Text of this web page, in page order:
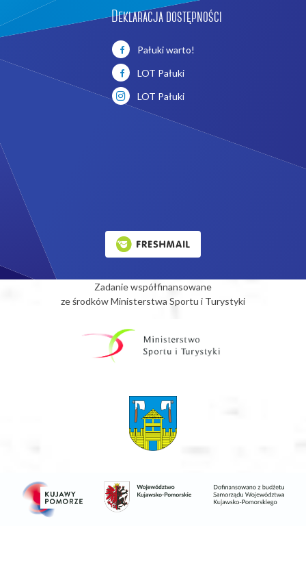
Deklaracja dostępności
Pałuki warto!
LOT Pałuki
LOT Pałuki
Zadanie współfinansowane
ze środków Ministerstwa Sportu i Turystyki